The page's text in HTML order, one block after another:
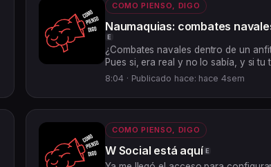
COMO PIENSO, DIGO
Naumaquias: combates
E
¿Combates navales dentro de un
Pues si, era real y no lo sabía, y si tu
espisodio es para ti.
8:04 · Publicado hace: hace 4sem
COMO PIENSO, DIGO
W Social está aquí E